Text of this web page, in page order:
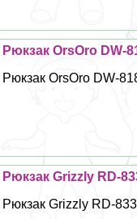
Рюкзак OrsOro DW-
Рюкзак OrsOro DW-
Рюкзак Grizzly RD-
Рюкзак Grizzly RD-